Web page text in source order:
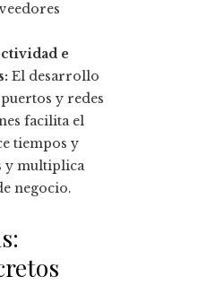
e
El desarrollo
y redes
facilita el
tiempos y
y multiplica
negocio.